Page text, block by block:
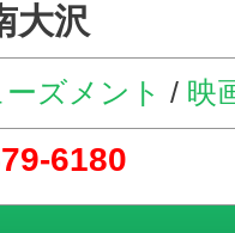
大沢
ズメント / 映
6180